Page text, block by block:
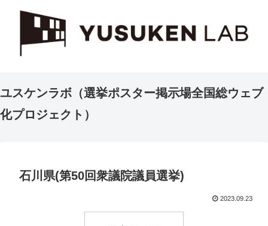
ユスケンラボ（選挙ポスター掲示場全国総ウェブ
化プロジェクト）
石川県(第50回衆議院議員選挙)
2023.09.23